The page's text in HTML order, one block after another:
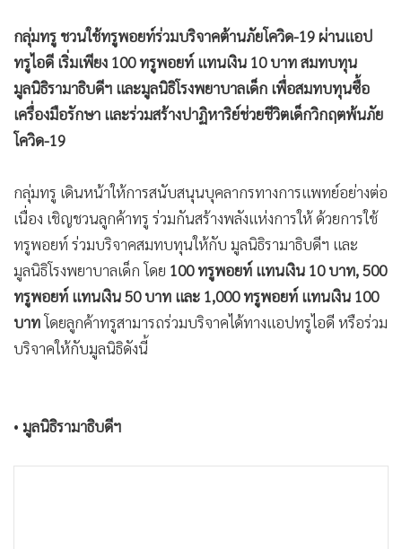
• Motoring
• เกม
• วิทยาศาสตร์
• SMEs
• หุ้น
อินโดจีน
กองทุนรวม
Celeb Online
• Factcheck
• ญี่ปุ่น
• News1
• Gotomanager
กลุ่มทรู ชวนใช้ทรูพอยท์ร่วมบริจาคต้านภัยโควิด-19 ผ่านแอป
ทรูไอดี เริ่มเพียง 100 ทรูพอยท์ แทนเงิน 10 บาท สมทบทุน
มูลนิธิรามาธิบดีฯ และมูลนิธิโรงพยาบาลเด็ก เพื่อสมทบทุนซื้อ
เครื่องมือรักษา และร่วมสร้างปาฏิหาริย์ช่วยชีวิตเด็กวิกฤตพ้นภัย
โควิด-19
กลุ่มทรู เดินหน้าให้การสนับสนุนบุคลากรทางการแพทย์อย่างต่อ
เนื่อง เชิญชวนลูกค้าทรู ร่วมกันสร้างพลังแห่งการให้ ด้วยการใช้
ทรูพอยท์ ร่วมบริจาคสมทบทุนให้กับ มูลนิธิรามาธิบดีฯ และ
มูลนิธิโรงพยาบาลเด็ก โดย 100 ทรูพอยท์ แทนเงิน 10 บาท, 500
ทรูพอยท์ แทนเงิน 50 บาท และ 1,000 ทรูพอยท์ แทนเงิน 100
บาทโดยลูกค้าทรูสามารถร่วมบริจาคได้ทางแอปทรูไอดี หรือร่วม
บริจาคให้กับมูลนิธิดังนี้
• มูลนิธิรามาธิบดีฯ